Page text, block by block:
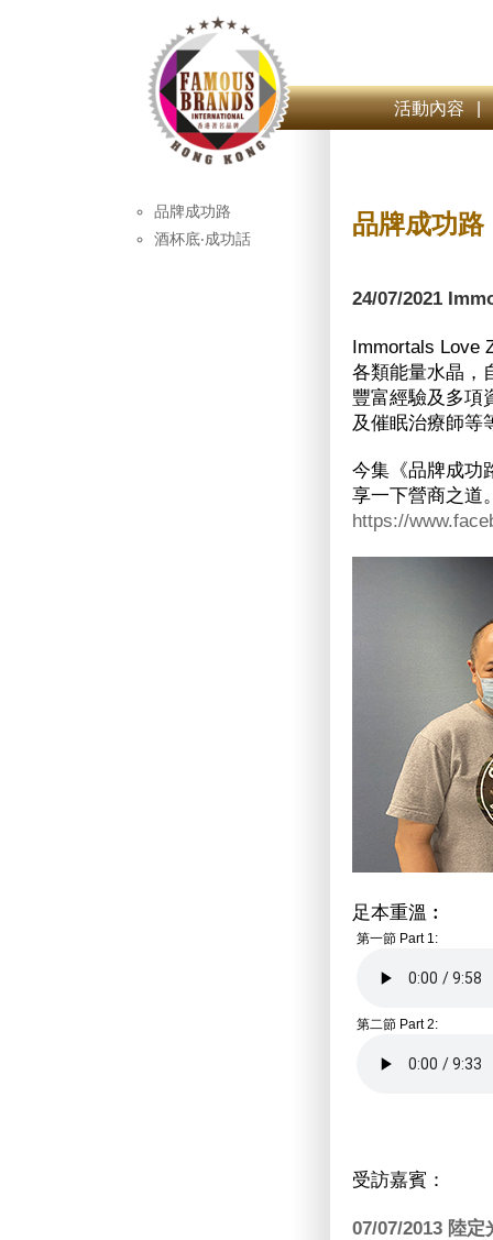
活動內容 |
品牌成功路
酒杯底‧成功話
品牌成功路
24/07/2021
Immortals Love
各類能量水晶，
豐富經驗及多項
及催眠治療師等
今集《品牌成功
享一下營商之道
https://
足本重溫︰
第一節 Part 1:
第二節 Part 2:
受訪嘉賓：
07/07/2013 陸